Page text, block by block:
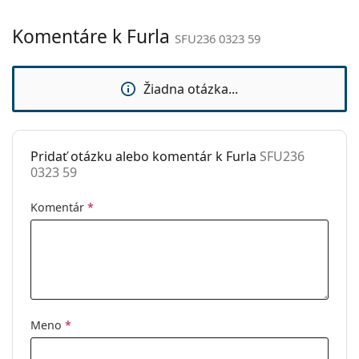
Značka:
Furla
Komentáre k Furla SFU236 0323 59
Žiadna otázka...
Pridať otázku alebo komentár k Furla SFU236
0323 59
Komentár *
Meno *